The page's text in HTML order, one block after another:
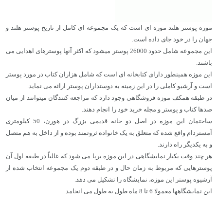
موزه پوستر هلند موزه ای است که یک مجموعه ای کامل از تاریخ پوستر هلند و
جهان را در خود جای داده است.
این مجموعه شامل حدود 26000 پوستر میشود که اکثر آنها پوسترهای اهدایی می
باشند.
این موزه همینطور دارای کتابخانه ای است که شامل هزاران کتاب در مورد پوستر
است و آرشیو کاملی را در این زمینه به دوستداران پوستر ارائه می نماید.
در طبقه همکف موزه فروشگاهی وجود دارد که مراجعه کنندگان میتوانند از میان
صدها کتاب و پوستر و مجله خرید خود را انجام دهند.
ساختمان این موزه در اصل دو خانه قدیمی بزرگ در هورن، 50 کیلومتری
آمستردام واقع شده که متعلق به یک خانواده ثروتمند بوده و از داخل به هم متصل
و به یکدیگر راه دارند.
هر چند وقت یکبار نمایشگاهی در این موزه برپا می شود که غالباً در طبقه اول آن
پوسترهایی که مربوط به زمان حال و در طبقه دوم یک مجموعه انتخاب شده از
آرشیوه پوستر این موزه، نمایشگاه را تشکیل می دهد.
این نمایشگاهها معمولا 6 تا 8 ماه طول به طول می انجامد.